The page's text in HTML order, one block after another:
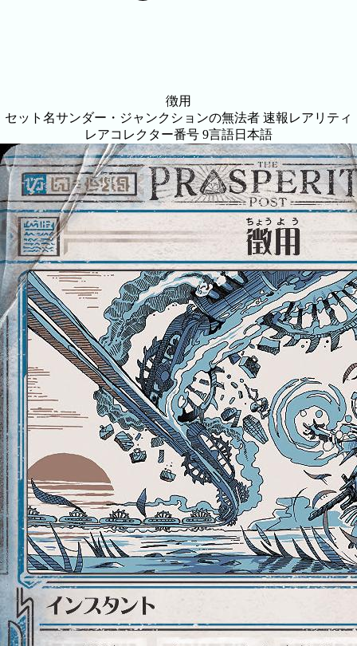
徴用
セット名サンダー・ジャンクションの無法者 速報 レアリティ
レアコレクター番号 9言語日本語